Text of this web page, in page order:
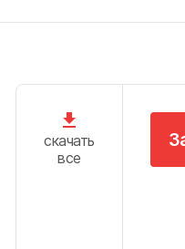
скачать
все